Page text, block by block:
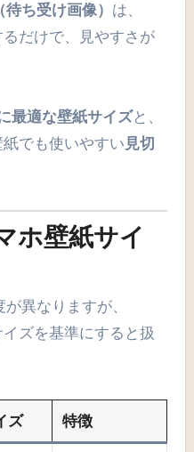
ち受け画像） は、
だけで、見やすさが
最適な壁紙サイズと、
でも使いやすい 見切
ホ壁紙サイ
異なりますが、
ズを基準にすると扱
ズ 特徴